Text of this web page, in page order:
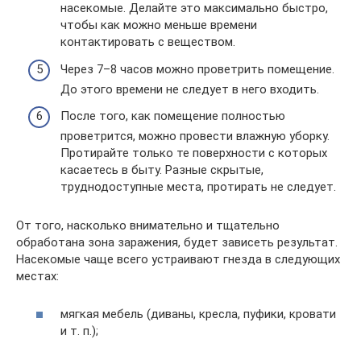
насекомые. Делайте это максимально быстро,
чтобы как можно меньше времени
контактировать с веществом.
Через 7–8 часов можно проветрить помещение.
До этого времени не следует в него входить.
После того, как помещение полностью
проветрится, можно провести влажную уборку.
Протирайте только те поверхности с которых
касаетесь в быту. Разные скрытые,
труднодоступные места, протирать не следует.
От того, насколько внимательно и тщательно
обработана зона заражения, будет зависеть результат.
Насекомые чаще всего устраивают гнезда в следующих
местах:
мягкая мебель (диваны, кресла, пуфики, кровати
и т. п.);